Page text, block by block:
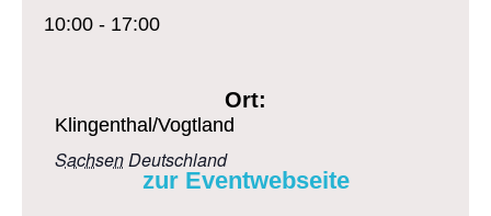
10:00 - 17:00
Ort:
Klingenthal/Vogtland
SachsenDeutschland
zur Eventwebseite